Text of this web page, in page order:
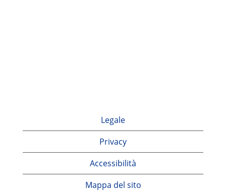
Legale
Privacy
Accessibilità
Mappa del sito